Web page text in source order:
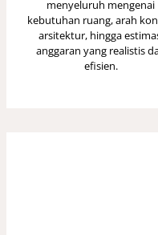
menyeluruh mengenai
kebutuhan ruang, arah
arsitektur, hingga
anggaran yang realistis
efisien.